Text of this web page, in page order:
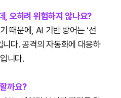
오히려 위험하지 않나요?
때문에, AI 기반 방어는 ‘선
니다. 공격의 자동화에 대응하
니다.
까요?